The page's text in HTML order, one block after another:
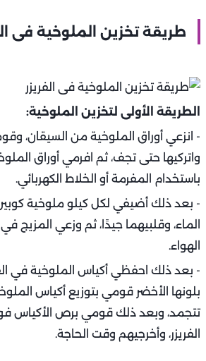
طريقة تخزين الملوخية فى
الطريقة الأولى لتخزين الملوخية:
- انزعي أوراق الملوخية من السيقان،
واتركيها حتى تجف، ثم افرمي أوراق
باستخدام المفرمة أو الخلاط الكهربائي.
- بعد ذلك أضيفي لكل كيلو ملوخية
الماء، وقلبيهما جيدًا، ثم وزعي المزيج
الهواء.
- بعد ذلك احفظي أكياس الملوخية في
بلونها الأخضر قومي بتوزيع أكياس
تتجمد، وبعد ذلك قومي برص
الفريزر، وأخرجيهم وقت الحاجة.